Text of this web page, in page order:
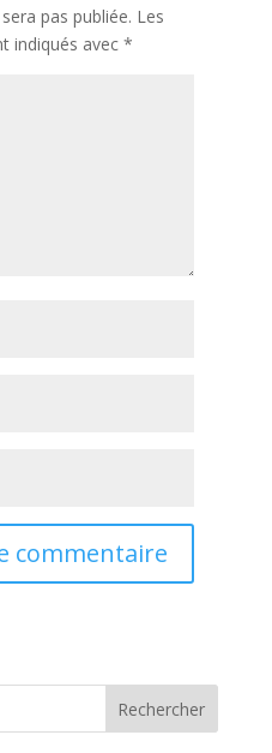
pas publiée. Les
indiqués avec *